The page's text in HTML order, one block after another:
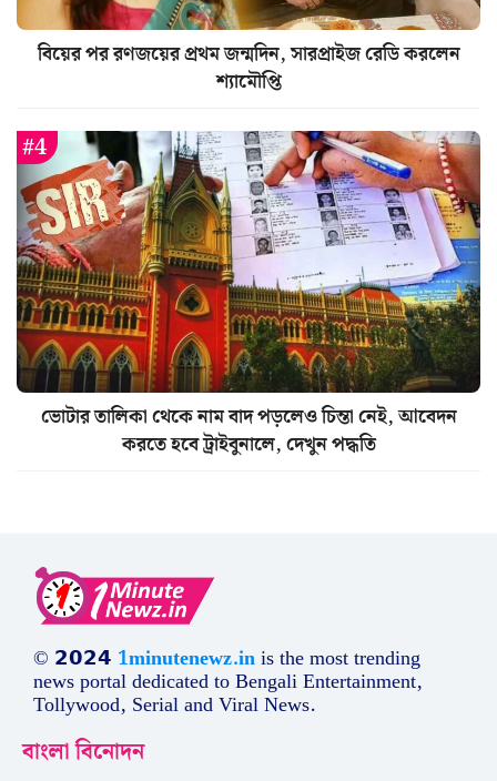
বিয়ের পর রণজয়ের প্রথম জন্মদিন, সারপ্রাইজ রেডি করলেন
শ্যামৌপ্তি
ভোটার তালিকা থেকে নাম বাদ পড়লেও চিন্তা নেই, আবেদন
করতে হবে ট্রাইবুনালে, দেখুন পদ্ধতি
© 𝟮𝟬𝟮𝟰 1minutenewz.inis the most trending
news portal dedicated to Bengali Entertainment,
Tollywood, Serial and Viral News.
বাংলা বিনোদন